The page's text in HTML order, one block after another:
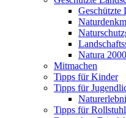
Geschützte
Natura
Mitmachen
Tipps für Kinder
Tipps für
Tipps für